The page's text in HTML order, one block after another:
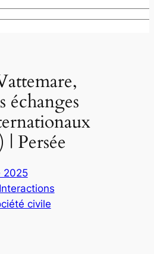
échanges
| Persée
2025
civile